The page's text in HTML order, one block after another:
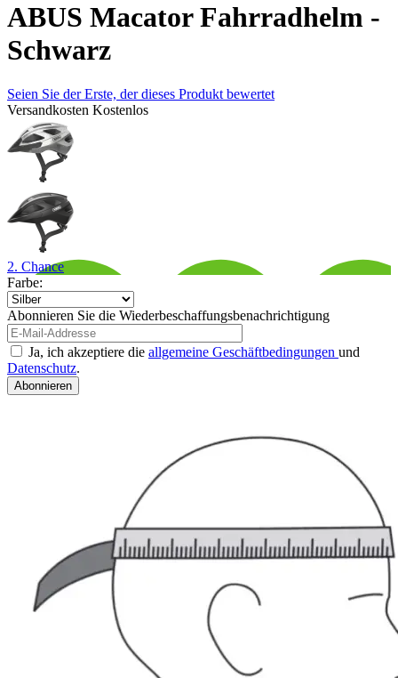
ABUS Macator Fahrradhelm -
Schwarz
Seien Sie der Erste, der dieses Produkt bewertet
Versandkosten Kostenlos
2. Chance
Farbe:
Abonnieren Sie die Wiederbeschaffungsbenachrichtigung
Ja, ich akzeptiere die allgemeine Geschäftbedingungen und
Datenschutz.
Abonnieren